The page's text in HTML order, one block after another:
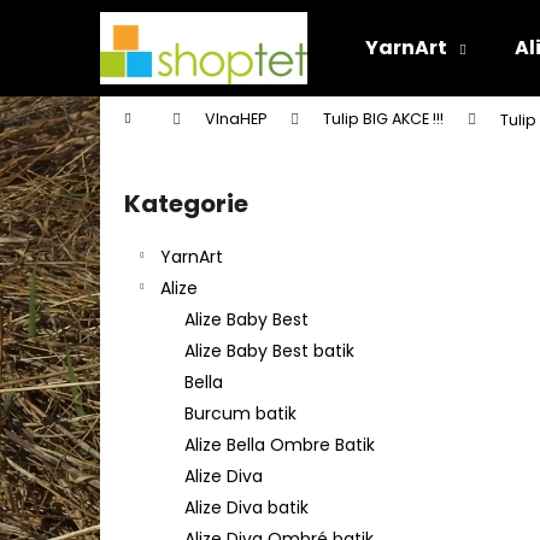
YarnArt
Domů VlnaHEP Tulip BIG AKCE !!! Tulip
P
o
s
t
r
a
n
n
í
p
a
n
Přeskočit
kategorie
Kategorie
YarnArt
Alize
Alize Baby Best
Alize Baby Best batik
Bella
Burcum batik
Alize Bella Ombre Batik
Alize Diva
Alize Diva batik
í
k
Zpět
do
obchodu
Zpět
do
obchodu